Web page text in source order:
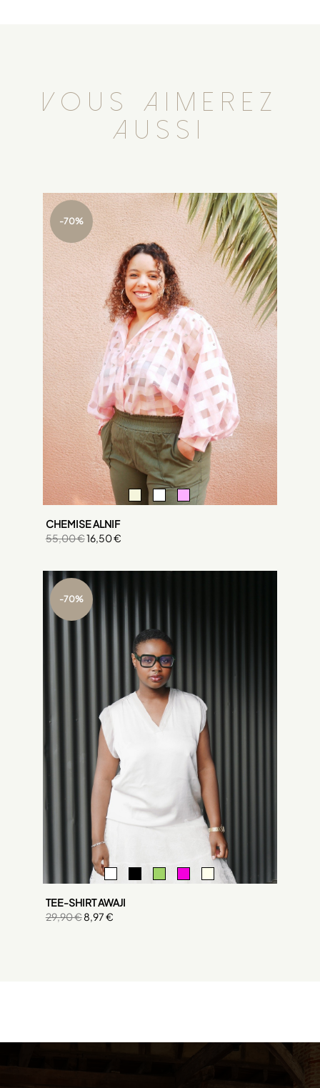
VOUS AIMEREZ
AUSSI
CHEMISE ALNIF
55,00 €16,50 €
-70%
TEE-SHIRT AWAJI
29,90 €8,97 €
-70%